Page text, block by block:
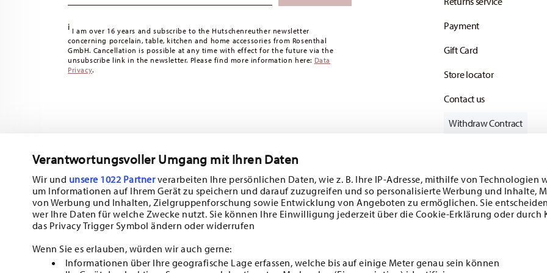
Verantwortungsvoller Umgang mit Ihren Daten
Wir und unsere 1022 Partnerverarbeiten Ihre persönlichen Daten, wie z. B. Ihre IP-Adresse, mithilfe von Technologien
um Informationen auf Ihrem Gerät zu speichern und darauf zuzugreifen und so personalisierte Werbung und Inhalte,
von Werbung und Inhalten, Zielgruppenforschung sowie Entwicklung von Angeboten zu ermöglichen. Sie
wer Ihre Daten für welche Zwecke nutzt. Sie können Ihre Einwilligung jederzeit über die Cookie-Erklärung oder durch
das Privacy Trigger Symbol ändern oder widerrufen
Wenn Sie es erlauben, würden wir auch gerne:
Informationen über Ihre geografische Lage erfassen, welche bis auf einige Meter genau sein können
i I am over 16 years and subscribe to the Hutschenreuther newsletter
concerning porcelain, table, kitchen and home accessories from Rosenthal
GmbH. Cancellation is possible at any time with effect for the future via the
unsubscribe link in the newsletter. Please find more information here: Data
Privacy.
Payment
Gift Card
Store locator
Contact us
Withdraw Contract
Follow us on
Beauty & functionality for your home
Subscribe to our newsletter and receive a 10% discount!
Stay informed about news, trends, and special offers.
Insert your email to register for the newsletters